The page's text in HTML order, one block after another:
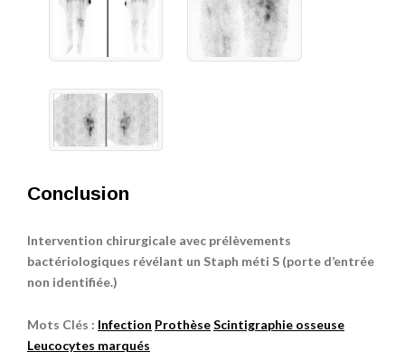
Conclusion
Intervention chirurgicale avec prélèvements
bactériologiques révélant un Staph méti S (porte d’entrée
non identifiée.)
Mots Clés : Infection ProthèseScintigraphie osseuse
Leucocytes marqués